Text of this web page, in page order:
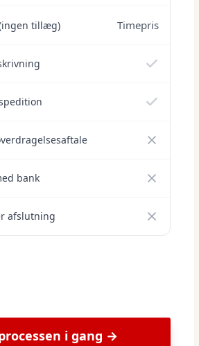
tillæg) Timepris
bank
afslutning
i gang →